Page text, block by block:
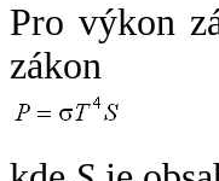
Pro výkon
zákon